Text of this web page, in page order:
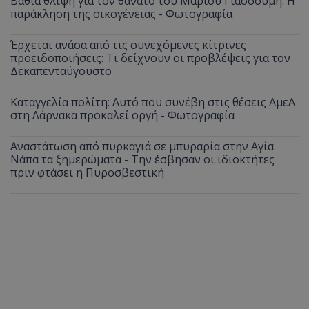
παράκληση της οικογένειας - Φωτογραφία
Έρχεται ανάσα από τις συνεχόμενες κίτρινες
προειδοποιήσεις: Τι δείχνουν οι προβλέψεις για τον
Δεκαπενταύγουστο
Καταγγελία πολίτη: Αυτό που συνέβη στις θέσεις ΑμεΑ
στη Λάρνακα προκαλεί οργή - Φωτογραφία
Αναστάτωση από πυρκαγιά σε μπυραρία στην Αγία
Νάπα τα ξημερώματα - Την έσβησαν οι ιδιοκτήτες
πριν φτάσει η Πυροσβεστική